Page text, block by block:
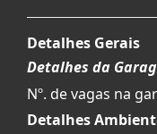
Detalhes Gerais
Detalhes da
Nº. de vagas na
Detalhes